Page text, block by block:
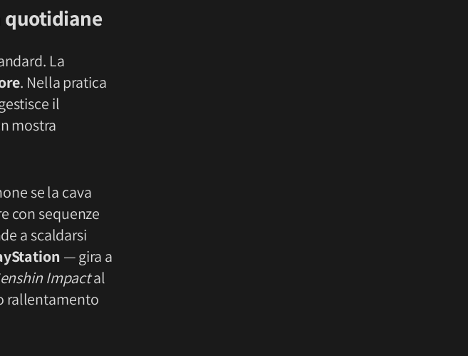
quotidiane
La
. Nella pratica
il
mostra
se la cava
con sequenze
a scaldarsi
— gira a
Impactal
rallentamento